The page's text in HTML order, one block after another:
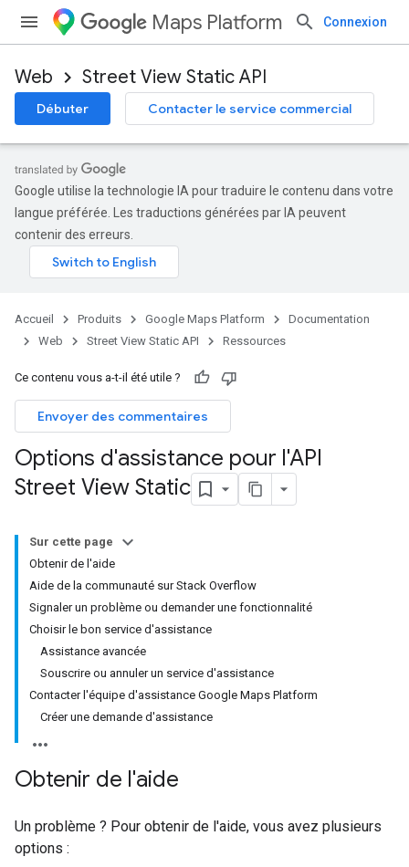
Maps Platform Connexion
Web Street View Static API
Débuter Contacter le service commercial
Google utilise la technologie IA pour traduire le contenu dans votre
langue préférée. Les traductions générées par IA peuvent
contenir des erreurs.
Accueil Produits Google Maps Platform
Documentation
Web
Street View Static API Ressources
Ce contenu vous a-t-il été utile ?
Envoyer des commentaires
Options d'assistance pour l'API
Street View Static
Sur cette page
Obtenir de l'aide
Aide de la communauté sur Stack Overflow
Signaler un problème ou demander une fonctionnalité
Choisir le bon service d'assistance
Assistance avancée
Souscrire ou annuler un service d'assistance
Contacter l'équipe d'assistance Google Maps Platform
Créer une demande d'assistance
Obtenir de l'aide
Un problème ? Pour obtenir de l'aide, vous avez plusieurs
options :